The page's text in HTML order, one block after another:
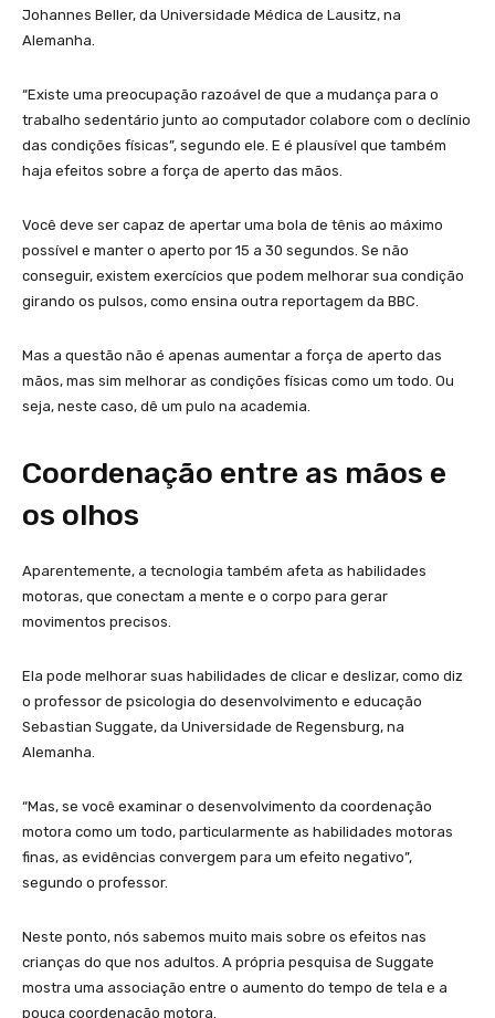
Johannes Beller, da Universidade Médica de Lausitz, na
Alemanha.
“Existe uma preocupação razoável de que a mudança para o
trabalho sedentário junto ao computador colabore com o declínio
das condições físicas”, segundo ele. E é plausível que também
haja efeitos sobre a força de aperto das mãos.
Você deve ser capaz de apertar uma bola de tênis ao máximo
possível e manter o aperto por 15 a 30 segundos. Se não
conseguir, existem exercícios que podem melhorar sua condição
girando os pulsos, como ensina outra reportagem da BBC.
Mas a questão não é apenas aumentar a força de aperto das
mãos, mas sim melhorar as condições físicas como um todo. Ou
seja, neste caso, dê um pulo na academia.
Coordenação entre as mãos e
os olhos
Aparentemente, a tecnologia também afeta as habilidades
motoras, que conectam a mente e o corpo para gerar
movimentos precisos.
Ela pode melhorar suas habilidades de clicar e deslizar, como diz
o professor de psicologia do desenvolvimento e educação
Sebastian Suggate, da Universidade de Regensburg, na
Alemanha.
“Mas, se você examinar o desenvolvimento da coordenação
motora como um todo, particularmente as habilidades motoras
finas, as evidências convergem para um efeito negativo”,
segundo o professor.
Neste ponto, nós sabemos muito mais sobre os efeitos nas
crianças do que nos adultos. A própria pesquisa de Suggate
mostra uma associação entre o aumento do tempo de tela e a
pouca coordenação motora.